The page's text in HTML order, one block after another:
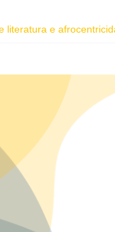
em Salvador com
de celebração
Buja Ferreira e o